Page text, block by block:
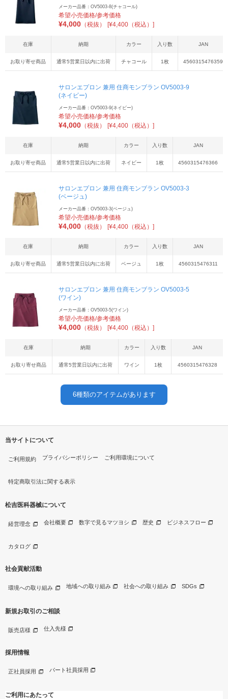
メーカー品番：OV5003-8(チャコール)
希望小売価格/参考価格
¥4,000 （税抜） [¥4,400（税込）]
在庫 納期 カラー 入り数 JAN
お取り寄せ商品 通常5営業日以内に出荷 チャコール 1枚 4560315476359
サロンエプロン 兼用 住商モンブラン OV5003-9
(ネイビー)
メーカー品番：OV5003-9(ネイビー)
希望小売価格/参考価格
¥4,000 （税抜） [¥4,400（税込）]
在庫 納期 カラー 入り数 JAN
お取り寄せ商品 通常5営業日以内に出荷 ネイビー 1枚 4560315476366
サロンエプロン 兼用 住商モンブラン OV5003-3
(ベージュ)
メーカー品番：OV5003-3(ベージュ)
希望小売価格/参考価格
¥4,000 （税抜） [¥4,400（税込）]
在庫 納期 カラー 入り数 JAN
お取り寄せ商品 通常5営業日以内に出荷 ベージュ 1枚 4560315476311
サロンエプロン 兼用 住商モンブラン OV5003-5
(ワイン)
メーカー品番：OV5003-5(ワイン)
希望小売価格/参考価格
¥4,000 （税抜） [¥4,400（税込）]
在庫 納期 カラー 入り数 JAN
お取り寄せ商品 通常5営業日以内に出荷 ワイン 1枚 4560315476328
6種類のアイテムがあります
当サイトについて
ご利用規約 プライバシーポリシー ご利用環境について
特定商取引法に関する表示
松吉医科器械について
経営理念 会社概要 数字で見るマツヨシ 歴史 ビジネスフロー
カタログ
社会貢献活動
環境への取り組み 地域への取り組み 社会への取り組み SDGs
新規お取引のご相談
販売店様 仕入先様
採用情報
正社員採用 パート社員採用
ご利用にあたって